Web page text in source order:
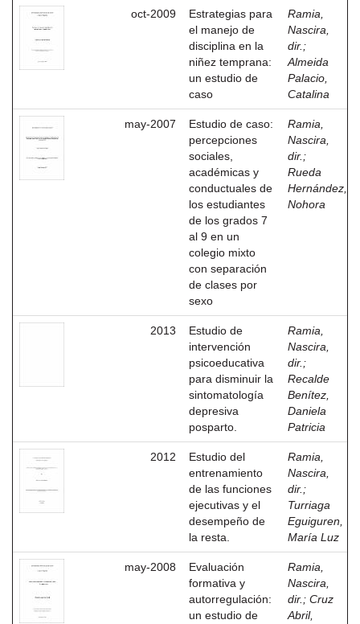
oct-2009
Estrategias para
el manejo de
disciplina en la
niñez temprana:
un estudio de
caso
Ramia,
Nascira,
dir. ;
Almeida
Palacio,
Catalina
may-2007
Estudio de caso:
percepciones
sociales,
académicas y
conductuales de
los estudiantes
de los grados 7
al 9 en un
colegio mixto
con separación
de clases por
sexo
Ramia,
Nascira,
dir. ;
Rueda
Hernández,
Nohora
2013
Estudio de
intervención
psicoeducativa
para disminuir la
sintomatología
depresiva
posparto.
Ramia,
Nascira,
dir. ;
Recalde
Benítez,
Daniela
Patricia
2012
Estudio del
entrenamiento
de las funciones
ejecutivas y el
desempeño de
la resta.
Ramia,
Nascira,
dir. ;
Turriaga
Eguiguren,
María Luz
may-2008
Evaluación
formativa y
autorregulación:
un estudio de
Ramia,
Nascira,
dir. ; Cruz
Abril,